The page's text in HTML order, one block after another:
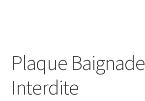
Plaque Baignade
Interdite